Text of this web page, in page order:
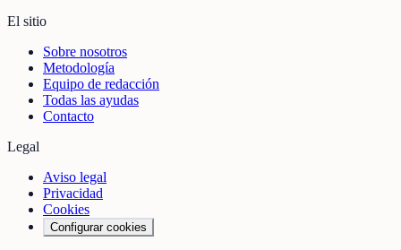
El sitio
Sobre nosotros
Metodología
Equipo de redacción
Todas las ayudas
Contacto
Legal
Aviso legal
Privacidad
Cookies
Configurar cookies